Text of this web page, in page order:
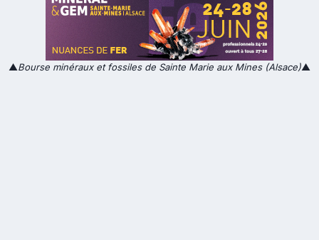
▲Bourse minéraux et fossiles de Sainte Marie aux Mines (Alsace)▲